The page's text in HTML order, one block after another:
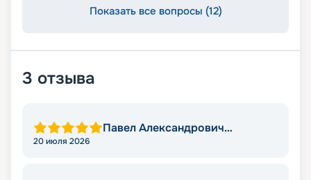
Показать все вопросы (12)
3 отзыва
Павел Александрович
20 июля 2026